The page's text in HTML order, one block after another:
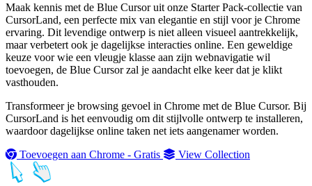
Maak kennis met de Blue Cursor uit onze Starter Pack-collectie van
CursorLand, een perfecte mix van elegantie en stijl voor je Chrome
ervaring. Dit levendige ontwerp is niet alleen visueel aantrekkelijk,
maar verbetert ook je dagelijkse interacties online. Een geweldige
keuze voor wie een vleugje klasse aan zijn webnavigatie wil
toevoegen, de Blue Cursor zal je aandacht elke keer dat je klikt
vasthouden.
Transformeer je browsing gevoel in Chrome met de Blue Cursor. Bij
CursorLand is het eenvoudig om dit stijlvolle ontwerp te installeren,
waardoor dagelijkse online taken net iets aangenamer worden.
Toevoegen aan Chrome - Gratis
View Collection